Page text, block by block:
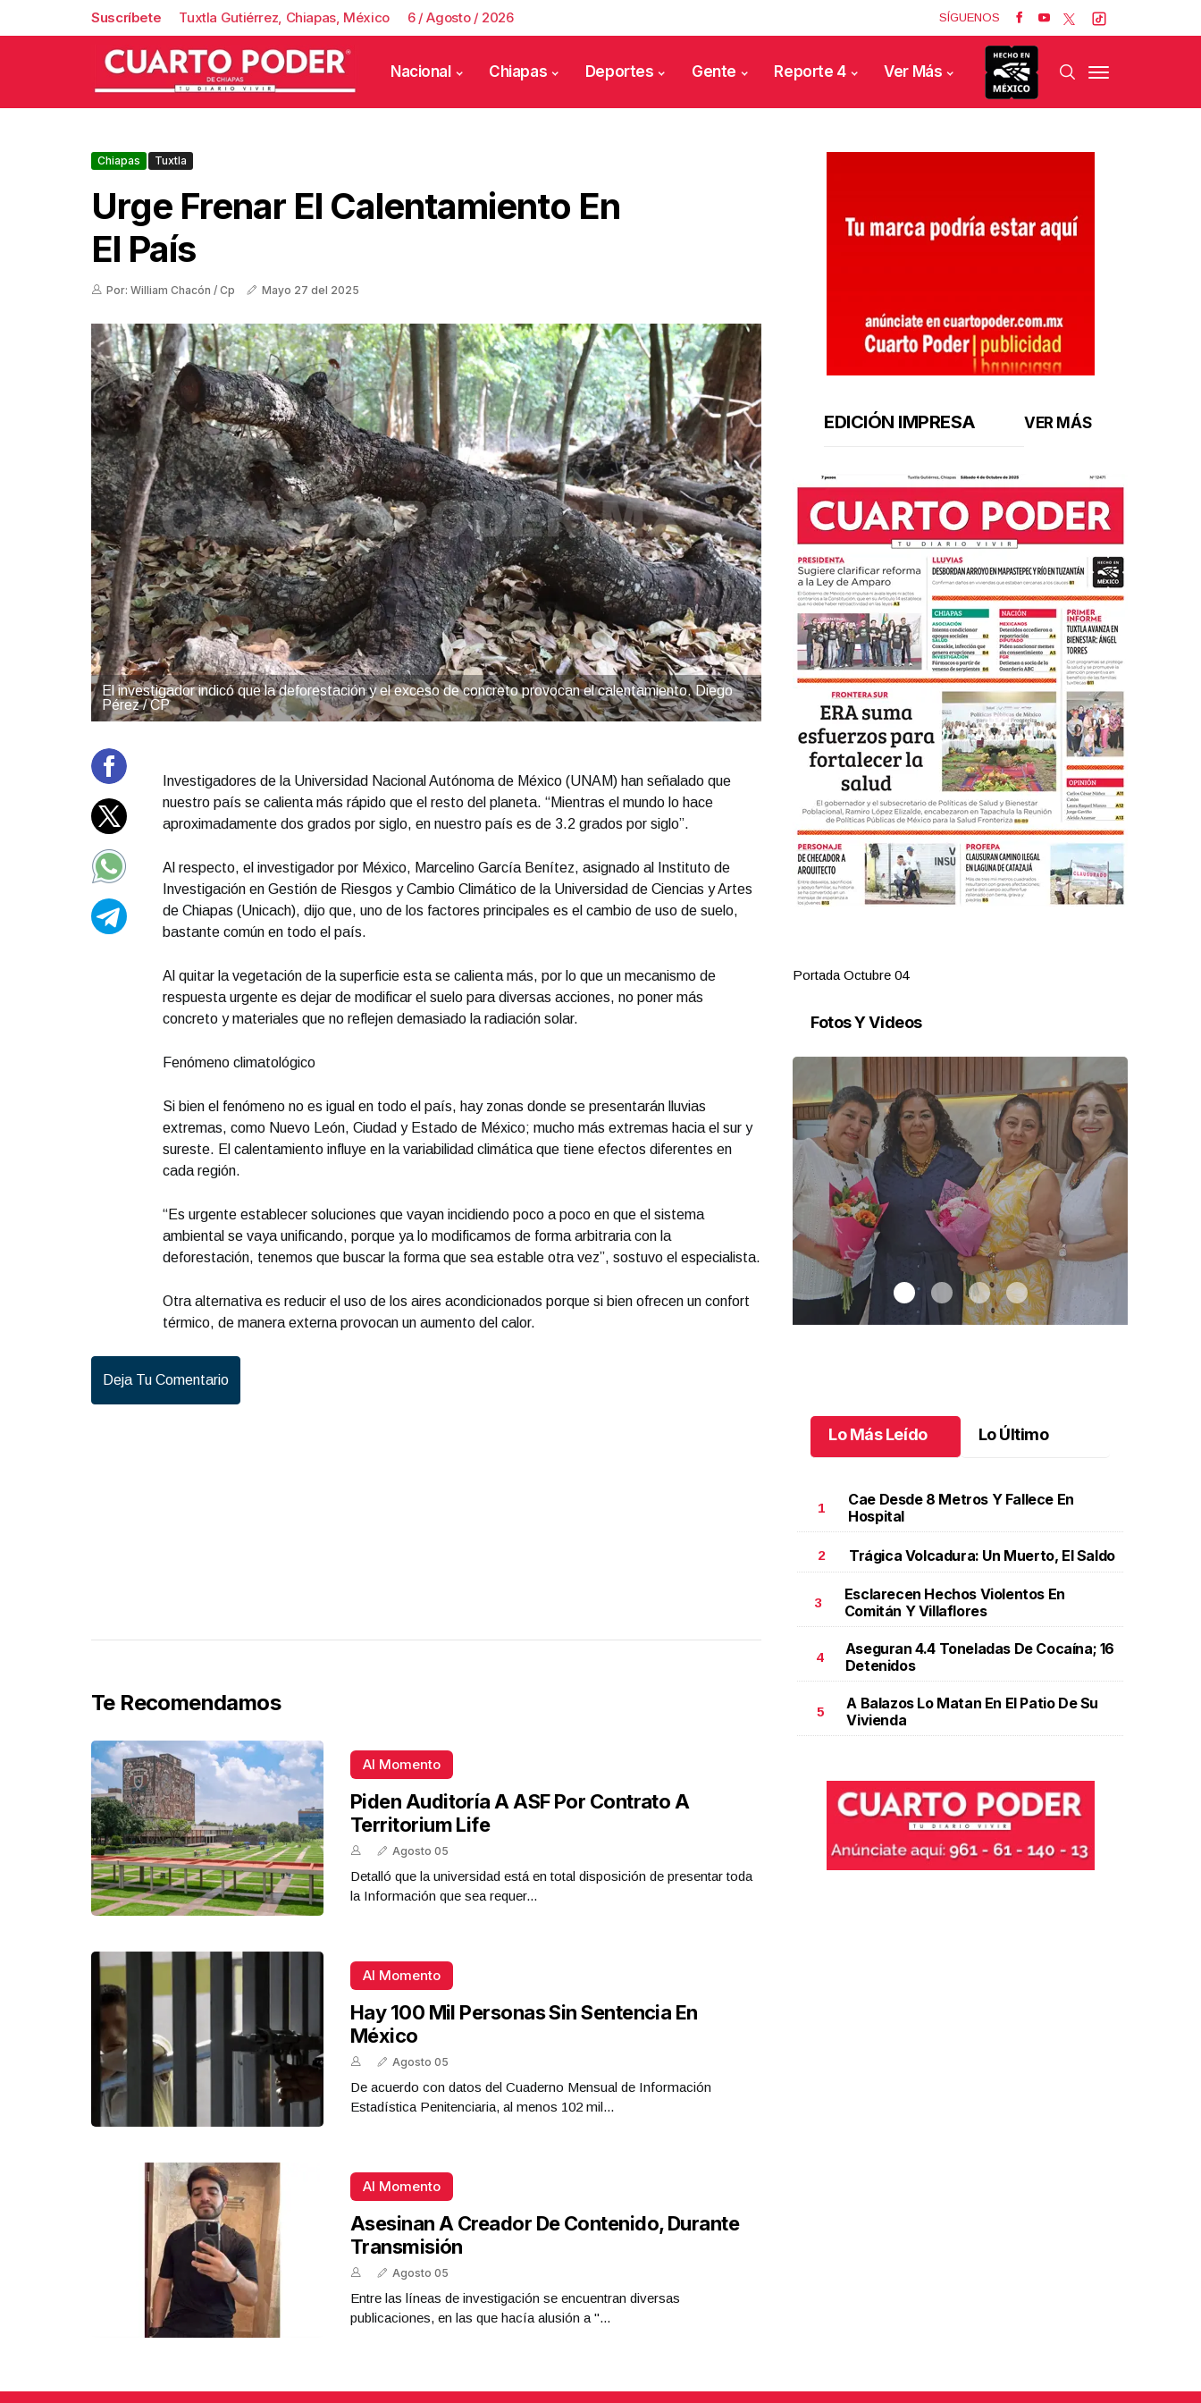
Suscríbete Tuxtla Gutiérrez, Chiapas, México 6 / Agosto / 2026 SÍGUENOS
Nacional Chiapas Deportes Gente Reporte 4 Ver Más
Chiapas Tuxtla
Urge Frenar El Calentamiento En
El País
Por: William Chacón / Cp Mayo 27 del 2025
El investigador indicó que la deforestación y el exceso de concreto provocan el calentamiento. Diego
Pérez / CP
Investigadores de la Universidad Nacional Autónoma de México (UNAM) han señalado que
nuestro país se calienta más rápido que el resto del planeta. “Mientras el mundo lo hace
aproximadamente dos grados por siglo, en nuestro país es de 3.2 grados por siglo”.
Al respecto, el investigador por México, Marcelino García Benítez, asignado al Instituto de
Investigación en Gestión de Riesgos y Cambio Climático de la Universidad de Ciencias y Artes
de Chiapas (Unicach), dijo que, uno de los factores principales es el cambio de uso de suelo,
bastante común en todo el país.
Al quitar la vegetación de la superficie esta se calienta más, por lo que un mecanismo de
respuesta urgente es dejar de modificar el suelo para diversas acciones, no poner más
concreto y materiales que no reflejen demasiado la radiación solar.
Fenómeno climatológico
Si bien el fenómeno no es igual en todo el país, hay zonas donde se presentarán lluvias
extremas, como Nuevo León, Ciudad y Estado de México; mucho más extremas hacia el sur y
sureste. El calentamiento influye en la variabilidad climática que tiene efectos diferentes en
cada región.
“Es urgente establecer soluciones que vayan incidiendo poco a poco en que el sistema
ambiental se vaya unificando, porque ya lo modificamos de forma arbitraria con la
deforestación, tenemos que buscar la forma que sea estable otra vez”, sostuvo el especialista.
Otra alternativa es reducir el uso de los aires acondicionados porque si bien ofrecen un confort
térmico, de manera externa provocan un aumento del calor.
Deja Tu Comentario
Te Recomendamos
Al Momento
Piden Auditoría A ASF Por Contrato A
Territorium Life
Agosto 05
Detalló que la universidad está en total disposición de presentar toda
la Información que sea requer...
Al Momento
Hay 100 Mil Personas Sin Sentencia En
México
Agosto 05
De acuerdo con datos del Cuaderno Mensual de Información
Estadística Penitenciaria, al menos 102 mil...
Al Momento
Asesinan A Creador De Contenido, Durante
Transmisión
Agosto 05
Entre las líneas de investigación se encuentran diversas
publicaciones, en las que hacía alusión a "...
EDICIÓN IMPRESA VER MÁS
Portada Octubre 01 Portada Octubre 04
Fotos Y Videos
Una emotiva jubilación en educación especial .Una
emotiva jubilación en educación especial
Octubre 04 l
Lo Más Leído Lo Último
1
Cae Desde 8 Metros Y Fallece En
Hospital
2 Trágica Volcadura: Un Muerto, El Saldo
3
Esclarecen Hechos Violentos En
Comitán Y Villaflores
4
Aseguran 4.4 Toneladas De Cocaína; 16
Detenidos
5
A Balazos Lo Matan En El Patio De Su
Vivienda